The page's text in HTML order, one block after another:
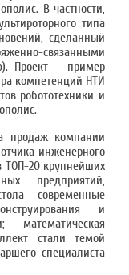
В частности,
типа
сделанный
связанными
Проект - пример
компетенций НТИ
робототехники и
продаж компании
инженерного
ТОП-20 крупнейших
предприятий,
современные
и
математическая
стали темой
специалиста